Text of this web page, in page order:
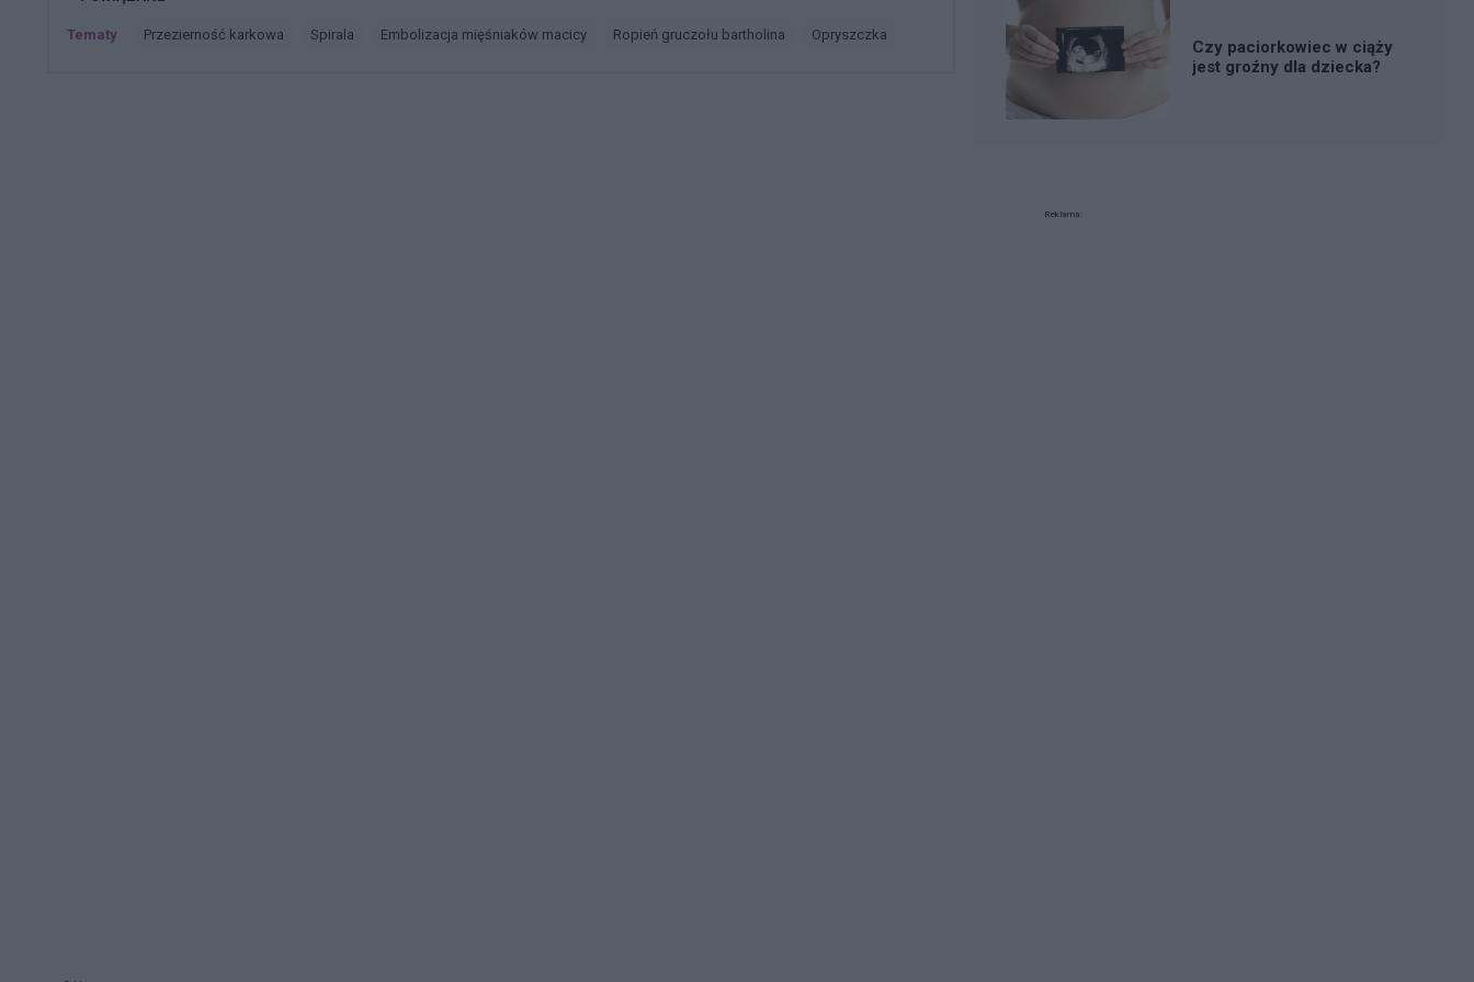
Tematy przezierność karkowa spirala embolizacja mięśniaków macicy ropień gruczołu bartholina opryszczka
Czy paciorkowiec w ciąży
jest groźny dla dziecka?
Reklama: